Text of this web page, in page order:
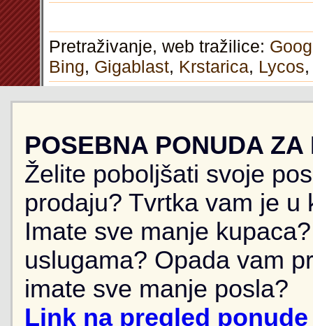
Pretraživanje, web tražilice:
Bing, Gigablast, Krstarica, Lycos
POSEBNA PONUDA ZA
Želite poboljšati svoje
prodaju? Tvrtka vam je
Imate sve manje
uslugama? Opada vam
imate sve manje posla?
Link na pregled